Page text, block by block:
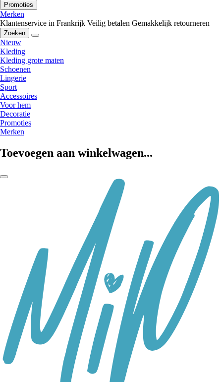
Promoties
Merken
Klantenservice in Frankrijk Veilig betalen Gemakkelijk retourneren
Zoeken
Nieuw
Kleding
Kleding grote maten
Schoenen
Lingerie
Sport
Accessoires
Voor hem
Decoratie
Promoties
Merken
Toevoegen aan winkelwagen...